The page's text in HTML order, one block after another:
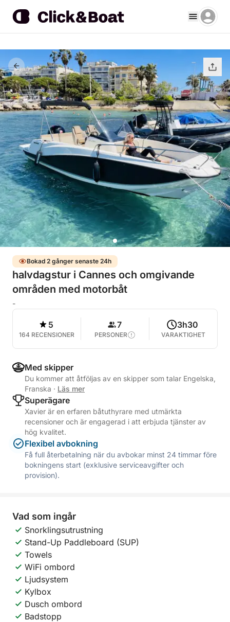
Bokad 2 gånger senaste 24h
halvdagstur i Cannes och omgivande
områden med motorbåt
-
5
164 RECENSIONER
7
PERSONER
3h30
VARAKTIGHET
Med skipper
Du kommer att åtföljas av en skipper som talar Engelska,
Franska · Läs mer
Superägare
Xavier är en erfaren båtuthyrare med utmärkta
recensioner och är engagerad i att erbjuda tjänster av
hög kvalitet.
Flexibel avbokning
Få full återbetalning när du avbokar minst 24 timmar före
bokningens start (exklusive serviceavgifter och
provision).
Vad som ingår
Snorklingsutrustning
Stand-Up Paddleboard (SUP)
Towels
WiFi ombord
Ljudsystem
Kylbox
Dusch ombord
Badstopp